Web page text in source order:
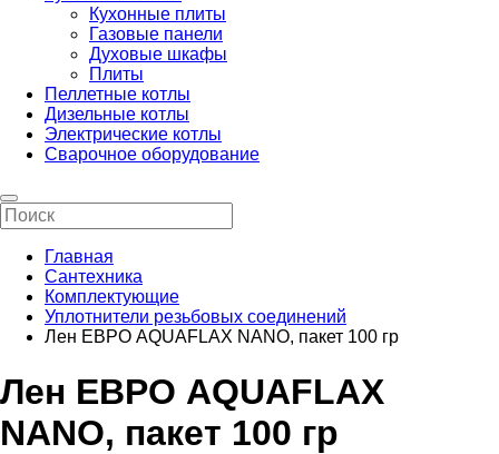
Кухонные плиты
Газовые панели
Духовые шкафы
Плиты
Пеллетные котлы
Дизельные котлы
Электрические котлы
Сварочное оборудование
Главная
Сантехника
Комплектующие
Уплотнители резьбовых соединений
Лен ЕВРО AQUAFLAX NANO, пакет 100 гр
Лен ЕВРО AQUAFLAX
NANO, пакет 100 гр